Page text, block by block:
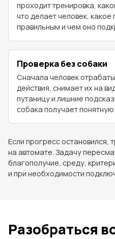
проходит тренировка,
что делает человек, какое
правильным и чем оно
Проверка без собаки
Сначала человек
действия, снимает их на
путаницу и лишние
собака получает
Если прогресс остановился,
на автомате. Задачу
благополучие, среду,
и при необходимости
Разобраться